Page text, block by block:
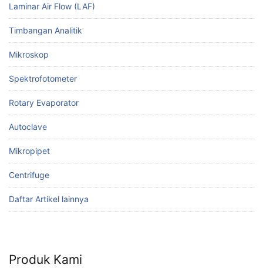
Laminar Air Flow (LAF)
Timbangan Analitik
Mikroskop
Spektrofotometer
Rotary Evaporator
Autoclave
Mikropipet
Centrifuge
Daftar Artikel lainnya
Produk Kami